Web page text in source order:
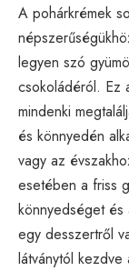
A pohárkrémek
legyen szó
csokoládéról. Ez
mindenki
és könnyedén
vagy az
esetében a friss
könnyedséget
egy desszertről
látványtól